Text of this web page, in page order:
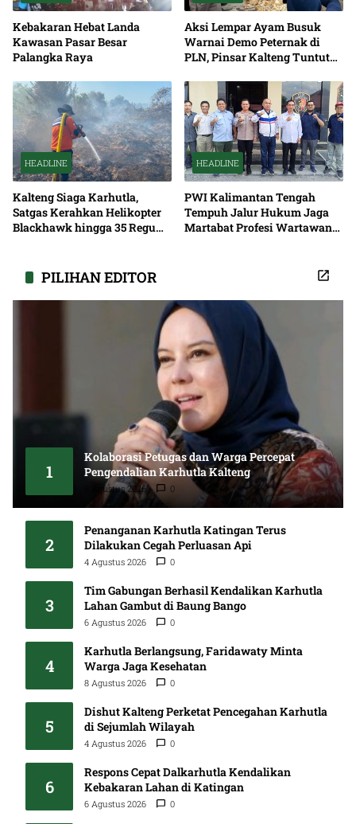
Kebakaran Hebat Landa
Kawasan Pasar Besar
Palangka Raya
Aksi Lempar Ayam Busuk
Warnai Demo Peternak di
PLN, Pinsar Kalteng Tuntut
HEADLINE
Kalteng Siaga Karhutla,
Satgas Kerahkan Helikopter
Blackhawk hingga 35 Regu
HEADLINE
PWI Kalimantan Tengah
Tempuh Jalur Hukum Jaga
Martabat Profesi Wartawan
PILIHAN EDITOR
1
Kolaborasi Petugas dan Warga Percepat
Pengendalian Karhutla Kalteng
8 Agustus 2026 0
2
Penanganan Karhutla Katingan Terus
Dilakukan Cegah Perluasan Api
4 Agustus 2026 0
3
Tim Gabungan Berhasil Kendalikan Karhutla
Lahan Gambut di Baung Bango
6 Agustus 2026 0
4
Karhutla Berlangsung, Faridawaty Minta
Warga Jaga Kesehatan
8 Agustus 2026 0
5
Dishut Kalteng Perketat Pencegahan Karhutla
di Sejumlah Wilayah
4 Agustus 2026 0
6
Respons Cepat Dalkarhutla Kendalikan
Kebakaran Lahan di Katingan
6 Agustus 2026 0